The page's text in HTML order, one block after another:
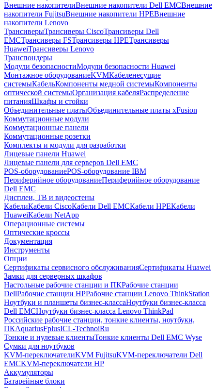
Внешние накопителиВнешние накопители Dell EMCВнешние
накопители FujitsuВнешние накопители HPEВнешние
накопители Lenovo
ТрансиверыТрансиверы CiscoТрансиверы Dell
EMCТрансиверы FSТрансиверы HPEТрансиверы
HuaweiТрансиверы Lenovo
Транспондеры
Модули безопасностиМодули безопасности Huawei
Монтажное оборудованиеKVMКабеленесущие
системыКабельКомпоненты медной системыКомпоненты
оптической системыОрганизация кабеляРаспределение
питанияШкафы и стойки
Объединительные платыОбъединительные платы xFusion
Коммутационные модули
Коммутационные панели
Коммутационные розетки
Комплекты и модули для разработки
Лицевые панели Huawei
Лицевые панели для серверов Dell EMC
POS-оборудованиеPOS-оборудование IBM
Периферийное оборудованиеПериферийное оборудование
Dell EMC
Дисплеи, ТВ и видеостены
КабелиКабели CiscoКабели Dell EMCКабели HPEКабели
HuaweiКабели NetApp
Операционные системы
Оптические кроссы
Документация
Инструменты
Опции
Сертификаты сервисного обслуживанияСертификаты Huawei
Замки для серверных шкафов
Настольные рабочие станции и ПКРабочие станции
DellРабочие станции HPРабочие станции Lenovo ThinkStation
Ноутбуки и планшеты бизнес-классаНоутбуки бизнес-класса
Dell EMCНоутбуки бизнес-класса Lenovo ThinkPad
Российские рабочие станции, тонкие клиенты, ноутбуки,
ПКAquariusFplusICL-TechnoiRu
Тонкие и нулевые клиентыТонкие клиенты Dell EMC Wyse
Сумки для ноутбуков
KVM-переключателиKVM FujitsuKVM-переключатели Dell
EMCKVM-переключатели HP
Аккумуляторы
Батарейные блоки